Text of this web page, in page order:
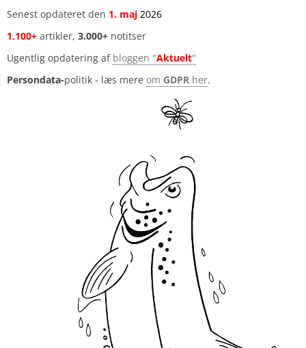
Senest opdateret den 1. maj 2026
1.100+ artikler, 3.000+ notitser
Ugentlig opdatering af bloggen "Aktuelt"
Persondata-politik - læs mere om GDPR her.